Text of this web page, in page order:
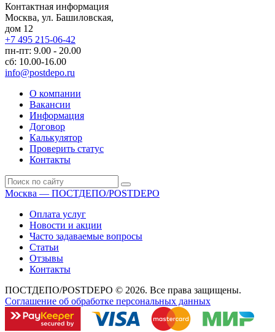
Контактная информация
Москва, ул. Башиловская,
дом 12
+7 495 215-06-42
пн-пт: 9.00 - 20.00
сб: 10.00-16.00
info@postdepo.ru
О компании
Вакансии
Информация
Договор
Калькулятор
Проверить статус
Контакты
Москва — ПОСТДЕПО/POSTDEPO
Оплата услуг
Новости и акции
Часто задаваемые вопросы
Статьи
Отзывы
Контакты
ПОСТДЕПО/POSTDEPO © 2026. Все права защищены.
Соглашение об обработке персональных данных